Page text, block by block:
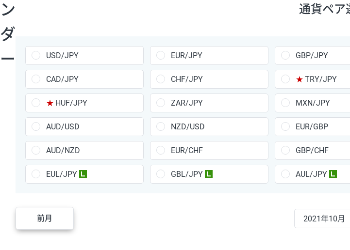
ン
ダ
ー
GBP/JPY
170円 86,230円
AUD/JPY
106円
NZD/JPY
28円 36,920円
CAD/JPY
38円 45,810円
CHF/JPY
34円
TRY/JPY
26円 1,400円
CZK/JPY
7円
PLN/JPY
35円 17,280円
2,090円
ZAR/JPY
130円
MXN/JPY
140円 37,180円
AUD/USD
通貨ペア
USD/JPY EUR/JPY GBP/JPY
CAD/JPY CHF/JPY ★ TRY/JPY
★ HUF/JPY ZAR/JPY MXN/JPY
AUD/USD NZD/USD EUR/GBP
AUD/NZD EUR/CHF GBP/CHF
EUL/JPY GBL/JPY AUL/JPY
前月